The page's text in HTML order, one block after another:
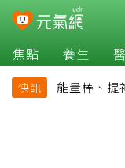
焦點 養生
快訊
能量棒、提